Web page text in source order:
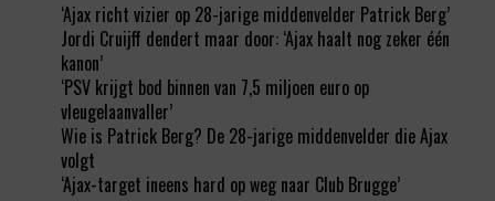
‘Ajax richt vizier op 28-jarige middenvelder Patrick Berg’
Jordi Cruijff dendert maar door: ‘Ajax haalt nog zeker één
kanon’
‘PSV krijgt bod binnen van 7,5 miljoen euro op
vleugelaanvaller’
Wie is Patrick Berg? De 28-jarige middenvelder die Ajax
volgt
‘Ajax-target ineens hard op weg naar Club Brugge’